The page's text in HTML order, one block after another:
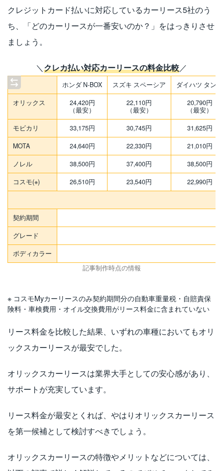
クレジットカード払いに対応しているカーリース5社のう
ち、「どのカーリースが一番安いのか？」をはっきりさせ
ましょう。
＼クレカ払い対応カーリースの料金比較／
ホンダ N-BOX スズキ スペーシア
ダイハツ タント
オリックス
24,420円
（最安）
22,110円
（最安）
20,790円
（最安）
モビカリ
33,175円 30,745円
31,625円
MOTA
24,640円 22,330円
21,010円
ノレル
38,500円 37,400円
38,500円
コスモ(※)
26,510円 23,540円 22,990円
契約期間
グレード
ボディカラー
記事制作時点の情報
※ コスモMyカーリースのみ契約期間分の自動車重量税・自賠責保
険料・車検費用・オイル交換費用がリース料金に含まれていない
リース料金を比較した結果、いずれの車種においてもオリ
ックスカーリースが最安でした。
オリックスカーリースは業界大手としての安心感があり、
サポートが充実しています。
リース料金が最安とくれば、やはりオリックスカーリース
を第一候補として検討すべきでしょう。
オリックスカーリースの特徴やメリットなどについては、